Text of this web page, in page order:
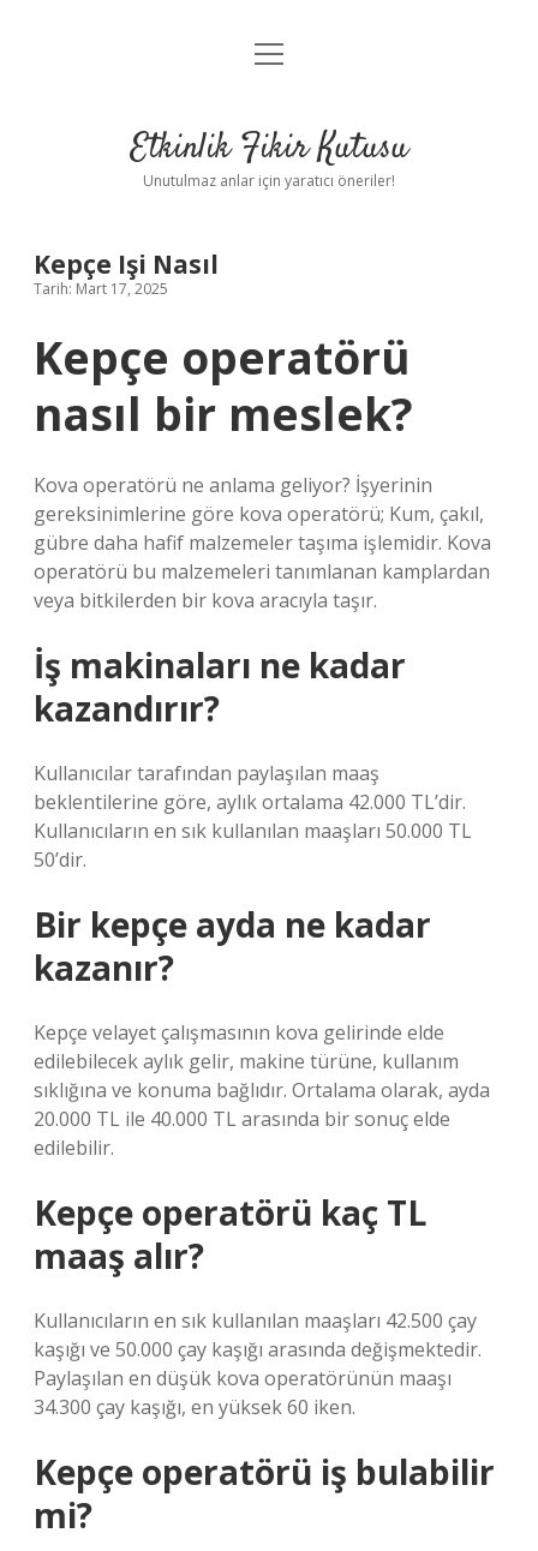
Anasayfa
Yasal Uyarı
menüyü
Etkinlik Fikir Kutusu
Unutulmaz anlar için yaratıcı öneriler!
Kepçe Işi Nasıl
Tarih: Mart 17, 2025
Kepçe operatörü
nasıl bir meslek?
Kova operatörü ne anlama geliyor? İşyerinin
gereksinimlerine göre kova operatörü; Kum, çakıl,
gübre daha hafif malzemeler taşıma işlemidir. Kova
operatörü bu malzemeleri tanımlanan kamplardan
veya bitkilerden bir kova aracıyla taşır.
İş makinaları ne kadar
kazandırır?
Kullanıcılar tarafından paylaşılan maaş
beklentilerine göre, aylık ortalama 42.000 TL’dir.
Kullanıcıların en sık kullanılan maaşları 50.000 TL
50’dir.
Bir kepçe ayda ne kadar
kazanır?
Kepçe velayet çalışmasının kova gelirinde elde
edilebilecek aylık gelir, makine türüne, kullanım
sıklığına ve konuma bağlıdır. Ortalama olarak, ayda
20.000 TL ile 40.000 TL arasında bir sonuç elde
edilebilir.
Kepçe operatörü kaç TL
maaş alır?
Kullanıcıların en sık kullanılan maaşları 42.500 çay
kaşığı ve 50.000 çay kaşığı arasında değişmektedir.
Paylaşılan en düşük kova operatörünün maaşı
34.300 çay kaşığı, en yüksek 60 iken.
Kepçe operatörü iş bulabilir
mi?